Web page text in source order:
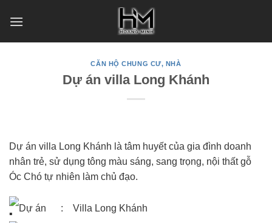
CĂN HỘ CHUNG CƯ, NHÀ
Dự án villa Long Khánh
Dự án villa Long Khánh là tâm huyết của gia đình doanh
nhân trẻ, sử dụng tông màu sáng, sang trọng, nội thất gỗ
Óc Chó tự nhiên làm chủ đạo.
Dự án : Villa Long Khánh